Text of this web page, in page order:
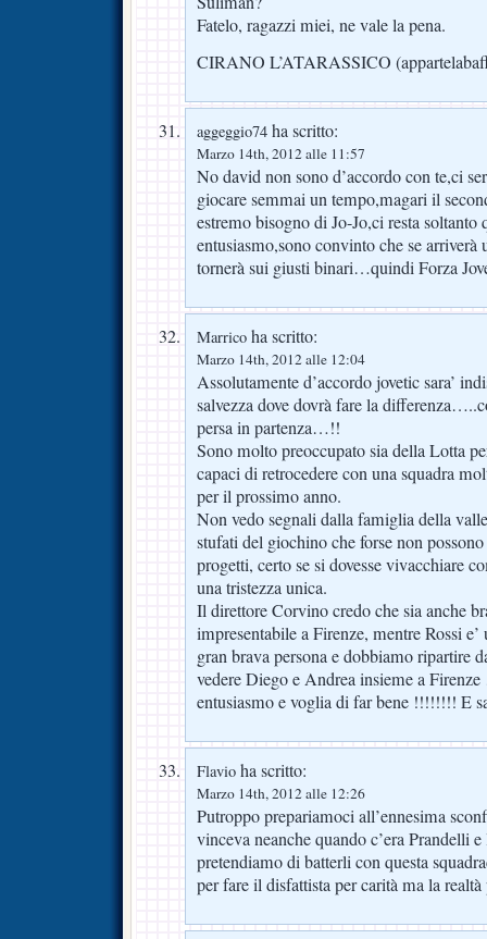
Fatelo, ragazzi miei, ne vale la pena.
CIRANO L’ATARASSICO
aggeggio74 ha scritto:
Marzo 14th, 2012 alle 11:57
No david non sono d’accordo con te,ci
giocare semmai un tempo,magari il
estremo bisogno di Jo-Jo,ci resta soltanto
entusiasmo,sono convinto che se
tornerà sui giusti binari…quindi Forza
Marrico ha scritto:
Marzo 14th, 2012 alle 12:04
Assolutamente d’accordo jovetic sara’
salvezza dove dovrà fare la
persa in partenza…!!
Sono molto preoccupato sia della Lotta
capaci di retrocedere con una squadra
per il prossimo anno.
Non vedo segnali dalla famiglia della
stufati del giochino che forse non
progetti, certo se si dovesse vivacchiare
una tristezza unica.
Il direttore Corvino credo che sia anche
impresentabile a Firenze, mentre Rossi
gran brava persona e dobbiamo ripartire
vedere Diego e Andrea insieme a
entusiasmo e voglia di far bene !!!!!!!! E
Flavio ha scritto:
Marzo 14th, 2012 alle 12:26
Putroppo prepariamoci all’ennesima
vinceva neanche quando c’era Prandelli
pretendiamo di batterli con questa
per fare il disfattista per carità ma la